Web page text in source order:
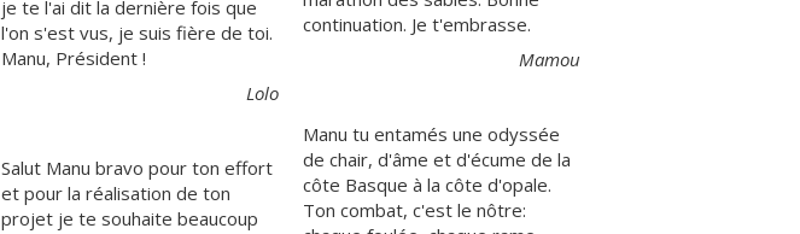
je te l'ai dit la dernière fois que
l'on s'est vus, je suis fière de toi.
Manu, Président !
Lolo
Salut Manu bravo pour ton effort
et pour la réalisation de ton
projet je te souhaite beaucoup
continuation. Je t'embrasse.
Mamou
Manu tu entamés une odyssée
de chair, d'âme et d'écume de la
côte Basque à la côte d'opale.
Ton combat, c'est le nôtre: